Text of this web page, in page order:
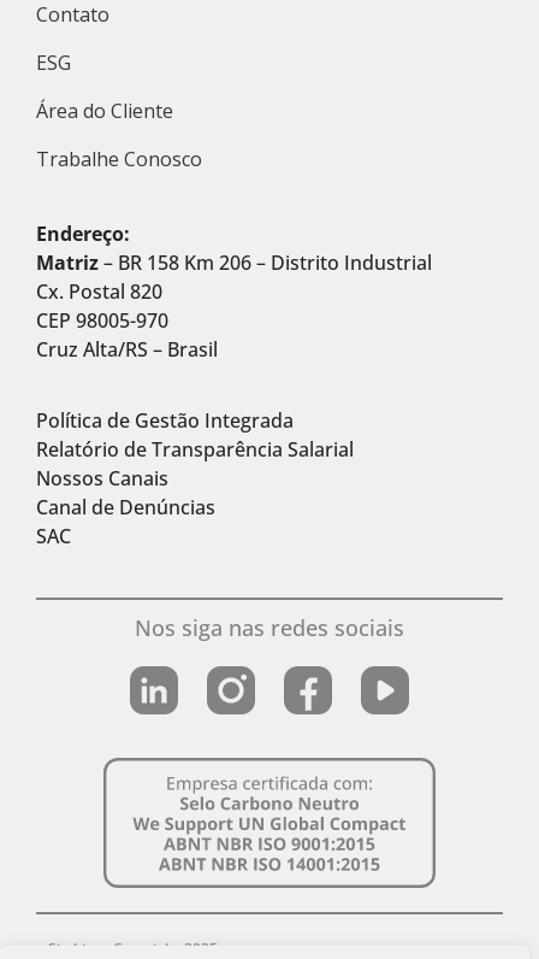
Contato
ESG
Área do Cliente
Trabalhe Conosco
Endereço:
Matriz– BR 158 Km 206 – Distrito Industrial
Cx. Postal 820
CEP 98005-970
Cruz Alta/RS – Brasil
Política de Gestão Integrada
Relatório de Transparência Salarial
Nossos Canais
Canal de Denúncias
SAC
Nos siga nas redes sociais
Simbiose Copyright 2025